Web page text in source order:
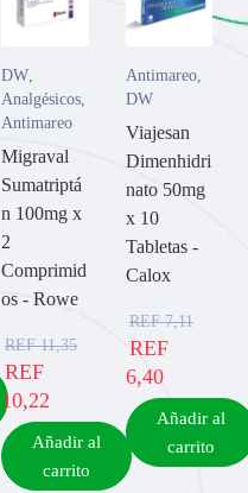
DW
Analgésicos
Antimareo
Migraval
Sumatriptá
n 100mg x
2
Comprimid
os - Rowe
REF11,35
REF
10,22
Añadir al
carrito
Antimareo,
DW
Viajesan
Dimenhidri
nato 50mg
x 10
Tabletas -
Calox
REF7,11
REF
6,40
Añadir al
carrito